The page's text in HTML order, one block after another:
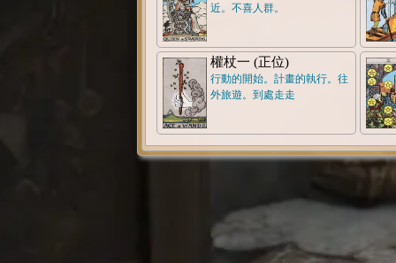
近。不喜人群。
權杖一 (正位)
行動的開始。計畫的執行。往
外旅遊。到處走走